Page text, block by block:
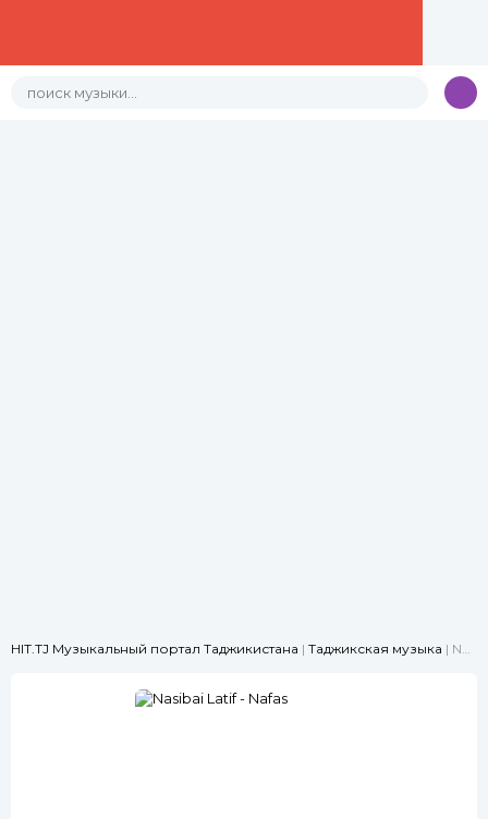
HIT.TJ Музыкальный портал Таджикистана | Таджикская музыка | Nasibai Latif - Nafas